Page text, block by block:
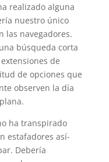
realizado alguna
nuestro único
las navegadores.
búsqueda corta
de
de opciones que
observen la día
ha transpirado
estafadores así­
Debería